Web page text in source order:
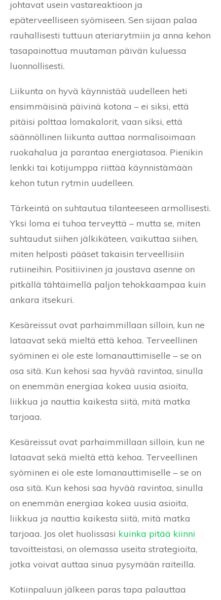
johtavat usein vastareaktioon ja
epäterveelliseen syömiseen. Sen sijaan palaa
rauhallisesti tuttuun ateriarytmiin ja anna kehon
tasapainottua muutaman päivän kuluessa
luonnollisesti.
Liikunta on hyvä käynnistää uudelleen heti
ensimmäisinä päivinä kotona – ei siksi, että
pitäisi polttaa lomakalorit, vaan siksi, että
säännöllinen liikunta auttaa normalisoimaan
ruokahalua ja parantaa energiatasoa. Pienikin
lenkki tai kotijumppa riittää käynnistämään
kehon tutun rytmin uudelleen.
Tärkeintä on suhtautua tilanteeseen armollisesti.
Yksi loma ei tuhoa terveyttä – mutta se, miten
suhtaudut siihen jälkikäteen, vaikuttaa siihen,
miten helposti pääset takaisin terveellisiin
rutiineihin. Positiivinen ja joustava asenne on
pitkällä tähtäimellä paljon tehokkaampaa kuin
ankara itsekuri.
Kesäreissut ovat parhaimmillaan silloin, kun ne
lataavat sekä mieltä että kehoa. Terveellinen
syöminen ei ole este lomanauttimiselle – se on
osa sitä. Kun kehosi saa hyvää ravintoa, sinulla
on enemmän energiaa kokea uusia asioita,
liikkua ja nauttia kaikesta siitä, mitä matka
tarjoaa.
Kesäreissut ovat parhaimmillaan silloin, kun ne
lataavat sekä mieltä että kehoa. Terveellinen
syöminen ei ole este lomanauttimiselle – se on
osa sitä. Kun kehosi saa hyvää ravintoa, sinulla
on enemmän energiaa kokea uusia asioita,
liikkua ja nauttia kaikesta siitä, mitä matka
tarjoaa. Jos olet huolissasi kuinka pitää kiinni
tavoitteistasi, on olemassa useita strategioita,
jotka voivat auttaa sinua pysymään raiteilla.
Kotiinpaluun jälkeen paras tapa palauttaa